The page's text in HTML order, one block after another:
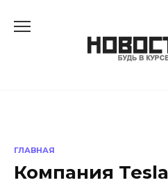
ГЛАВНАЯ
Компания Tesla